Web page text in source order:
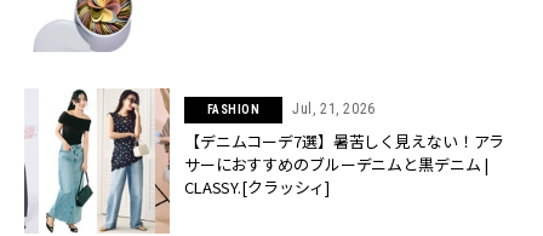
FASHION Jul, 21, 2026
【デニムコーデ7選】暑苦しく見えない！アラ
サーにおすすめのブルーデニムと黒デニム |
CLASSY.[クラッシィ]